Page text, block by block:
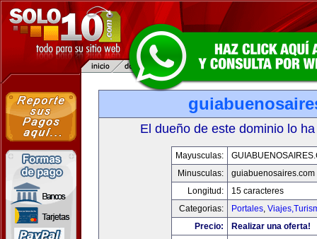
El dueño de este dominio lo
Mayusculas:
Minusculas:
guiabuenosaires.com
Longitud:
15 caracteres
Categorias:
Portales,
Precio:
Realizar una oferta!